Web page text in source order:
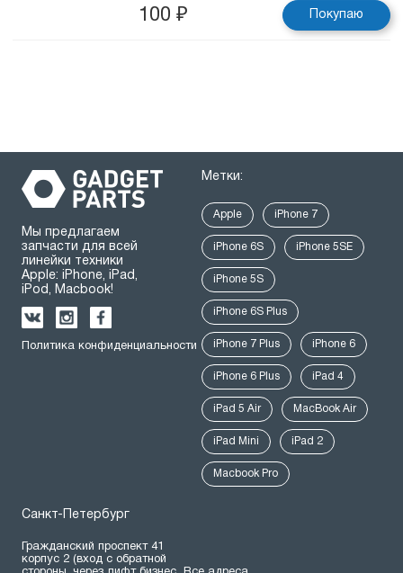
100 ₽ Покупаю
Мы предлагаем
запчасти для всей
линейки техники
Apple: iPhone, iPad,
iPod, Macbook!
Политика конфиденциальности
Метки:
Apple iPhone 7
iPhone 6S iPhone 5SE
iPhone 5S
iPhone 6S Plus
iPhone 7 Plus iPhone 6
iPhone 6 Plus iPad 4
iPad 5 Air MacBook Air
iPad Mini iPad 2
Macbook Pro
Санкт-Петербург
Гражданский проспект 41
корпус 2 (вход с обратной